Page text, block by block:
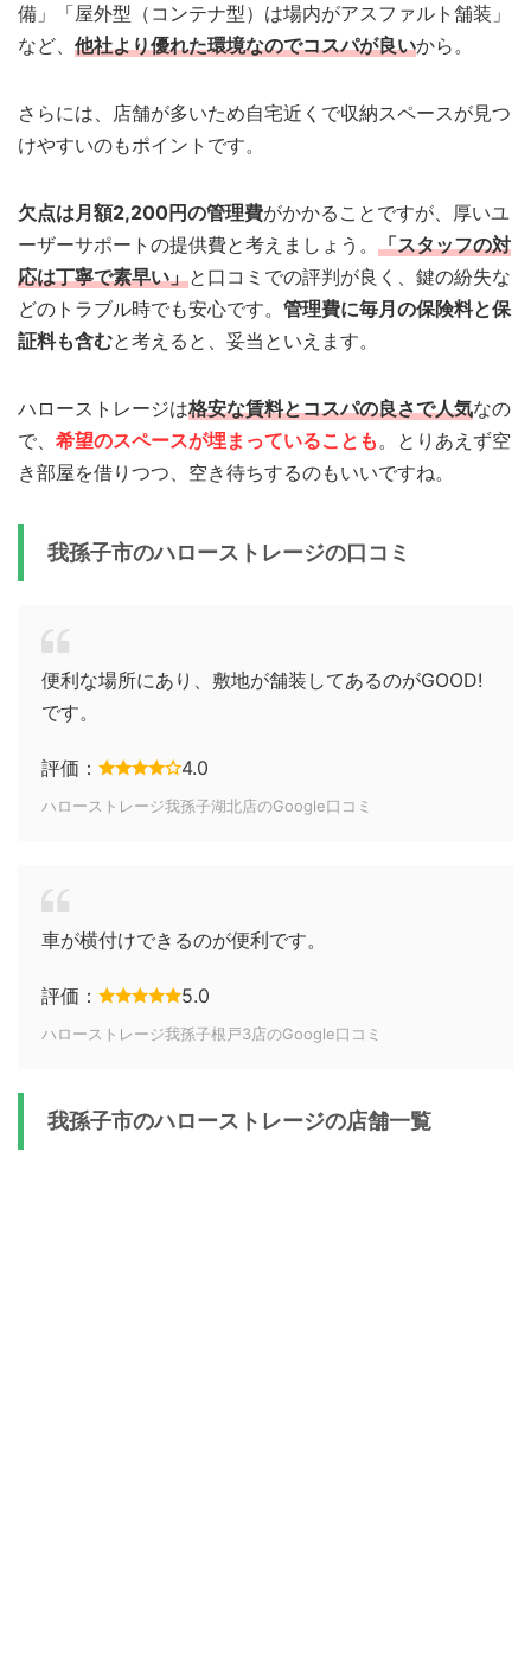
備」「屋外型（コンテナ型）は場内がアスファルト舗装」
など、 他社より優れた環境なのでコスパが良いから。
さらには、店舗が多いため自宅近くで収納スペースが見つ
けやすいのもポイントです。
欠点は月額2,200円の管理費がかかることですが、厚いユ
ーザーサポートの提供費と考えましょう。 「スタッフの対
応は丁寧で素早い」と口コミでの評判が良く、鍵の紛失な
どのトラブル時でも安心です。 管理費に毎月の保険料と保
証料も含むと考えると、妥当といえます。
ハローストレージは格安な賃料とコスパの良さで人気なの
で、 希望のスペースが埋まっていることも。とりあえず空
き部屋を借りつつ、空き待ちするのもいいですね。
我孫子市のハローストレージの口コミ
便利な場所にあり、敷地が舗装してあるのがGOOD!
です。
評価： 4.0
ハローストレージ我孫子湖北店のGoogle口コミ
車が横付けできるのが便利です。
評価： 5.0
ハローストレージ我孫子根戸3店のGoogle口コミ
我孫子市のハローストレージの店舗一覧